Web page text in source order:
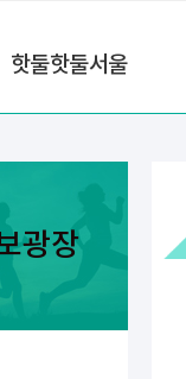
핫둘핫둘서울
광장